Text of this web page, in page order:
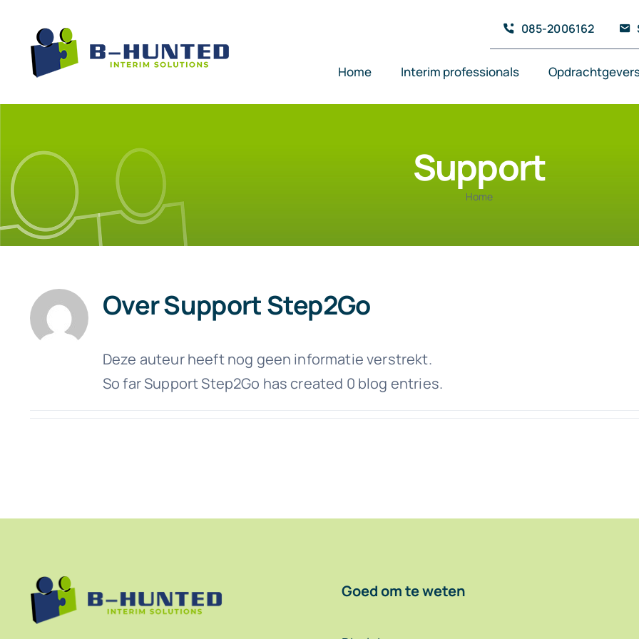
inhoud
085-2006162
Home Interim professionals
Support
Home
OverSupport Step2Go
Deze auteur heeft nog geen informatie verstrekt.
So far Support Step2Go has created 0 blog entries.
Goed om te weten